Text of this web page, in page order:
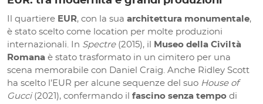
Il quartiere EUR, con la sua architettura monumentale,
è stato scelto come location per molte produzioni
internazionali. In Spectre(2015), il
Museo della Civiltà
Romana è stato trasformato in un cimitero per una
scena memorabile con Daniel Craig. Anche Ridley Scott
ha scelto l’EUR per alcune sequenze del suo House of
Gucci(2021), confermando il fascino senza tempo di